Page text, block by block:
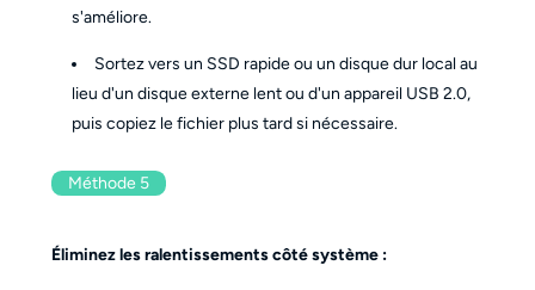
s'améliore.
Sortez vers un SSD rapide ou un disque dur local au
lieu d'un disque externe lent ou d'un appareil USB 2.0,
puis copiez le fichier plus tard si nécessaire.
Méthode 5
Éliminez les ralentissements côté système :